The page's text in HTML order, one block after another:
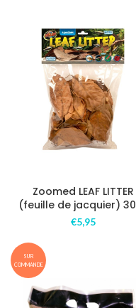
Zoomed LEAF LITTER
(feuille de jacquier)
€5,95
SUR
COMMANDE